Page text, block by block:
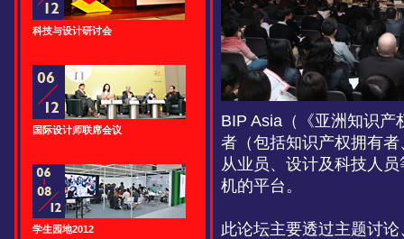
科技与设计研讨会
国际设计师联席会议
学生园地2012
BIP Asia（《亚洲知识产
者（包括知识产权拥有
从业员、设计及科技人
机的平台。
此论坛主要透过主题讨